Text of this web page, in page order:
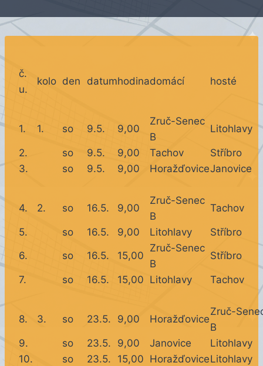
č.
u.
kolo den datumhodinadomácí hosté
1. 1. so 9.5. 9,00
Zruč-Senec
B
Litohlavy
2. so 9.5. 9,00 Tachov
Stříbro
3.
so 9.5. 9,00 HoražďoviceJanovice
4. 2. so 16.5. 9,00
Zruč-Senec
B
Tachov
5. so 16.5. 9,00 Litohlavy
Stříbro
6.
so 16.5. 15,00
Zruč-Senec
B
Stříbro
7. so 16.5. 15,00 Litohlavy Tachov
8. 3. so 23.5. 9,00 Horažďovice
Zruč-
B
9.
so 23.5. 9,00 Janovice
Litohlavy
10.
so 23.5. 15,00 HoražďoviceLitohlavy